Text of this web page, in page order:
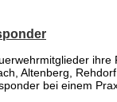
Altenberg,
bei einem